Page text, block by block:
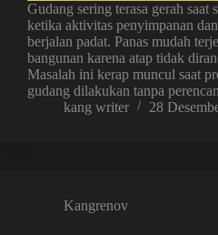
Gudang sering terasa gerah saat
ketika aktivitas penyimpanan
berjalan padat. Panas mudah
bangunan karena atap tidak
Masalah ini kerap muncul saat
gudang dilakukan tanpa
kang writer
28
Kangrenov